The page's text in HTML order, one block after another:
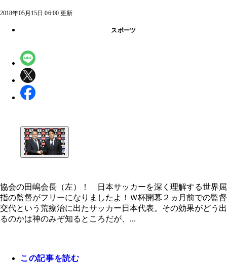
2018年05月15日 06:00 更新
スポーツ
協会の田嶋会長（左）！ 日本サッカーを深く理
世界屈指の監督がフリーになりましたよ！
協会の田嶋会長（左）！ 日本サッカーを深く理解する世界屈
指の監督がフリーになりましたよ！Ｗ杯開幕２ヵ月前での監督
交代という荒療治に出たサッカー日本代表。その効果がどう出
るのかは神のみぞ知るところだが、...
この記事を読む